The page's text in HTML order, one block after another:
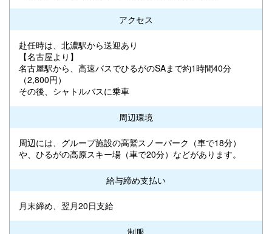
アクセス
赴任時は、北濃駅から送迎あり
【名古屋より】
名古屋駅から、高速バスでひるがのSAまで約1時間40分
（2,800円）
その後、シャトルバスに乗車
周辺環境
周辺には、グループ施設の高鷲スノーパーク（車で18分）
や、ひるがの高原スキー場（車で20分）などがあります。
給与締め支払い
月末締め、翌月20日支給
制服